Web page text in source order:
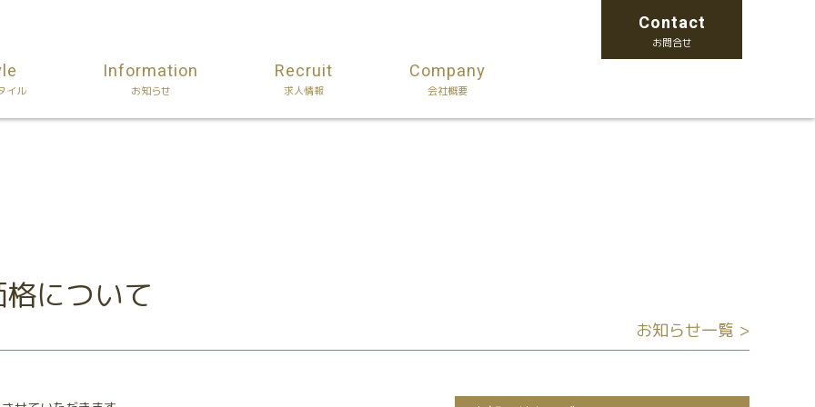
Contact
お問合せ
イル
Information
お知らせ
Recruit
求人情報
Company
会社概要
について
お知らせ一覧 >